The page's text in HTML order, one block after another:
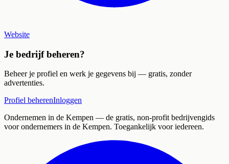
Website
Je bedrijf beheren?
Beheer je profiel en werk je gegevens bij — gratis, zonder
advertenties.
Profiel beherenInloggen
Ondernemen in de Kempen — de gratis, non-profit bedrijvengids
voor ondernemers in de Kempen. Toegankelijk voor iedereen.